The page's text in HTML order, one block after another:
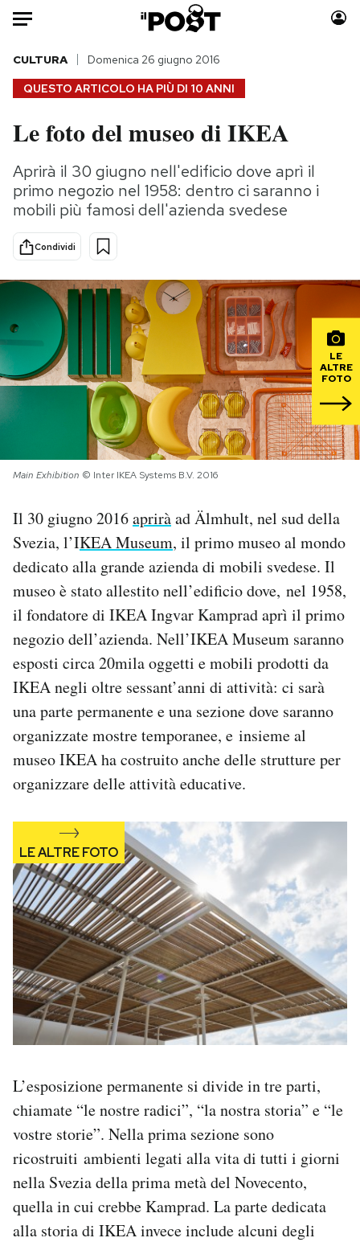
Auto
HOME
Italia
Politica
Tecnologia
Scienza
Economia
Sport
Moda
Consumismi
Storie/Idee
Altrecose
Mondiali calcio 2026
PODCAST
NEWSLETTER
SHOP
AREA PERSONALE
Area Personale
Newsletter
Notifiche mobile
Regala il Post
QUESTO ARTICOLO HA PIÙ DI 10 ANNI
CULTURA Domenica 26 giugno 2016
Le foto del museo di IKEA
Aprirà il 30 giugno nell'edificio dove aprì il
primo negozio nel 1958: dentro ci saranno i
mobili più famosi dell'azienda svedese
Condividi
LE
ALTRE
FOTO
Main Exhibition © Inter IKEA Systems B.V. 2016
Il 30 giugno 2016apriràad Älmhult, nel sud della
Svezia, l’IKEA Museum, il primo museo al mondo
dedicato alla grande azienda di mobili svedese. Il
museo è stato allestito nell’edificio dove, nel 1958,
il fondatore di IKEA Ingvar Kamprad aprì il primo
negozio dell’azienda. Nell’IKEA Museum saranno
esposti circa 20mila oggetti e mobili prodotti da
IKEA negli oltre sessant’anni di attività: ci sarà
una parte permanente e una sezione dove saranno
organizzate mostre temporanee, e insieme al
museo IKEA ha costruito anche delle strutture per
organizzare delle attività educative.
L’esposizione permanente si divide in tre parti,
chiamate “le nostre radici”, “la nostra storia” e “le
vostre storie”. Nella prima sezione sono
ricostruiti ambienti legati alla vita di tutti i giorni
nella Svezia della prima metà del Novecento,
quella in cui crebbe Kamprad. La parte dedicata
alla storia di IKEA invece include alcuni degli